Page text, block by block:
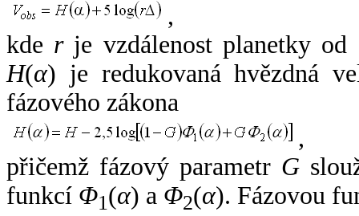
,
kde rje vzdálenost planetky od
H(α) je redukovaná hvězdná
fázového zákona
,
přičemž fázový parametr G
funkcí Φ1(α) a Φ2(α). Fázovou